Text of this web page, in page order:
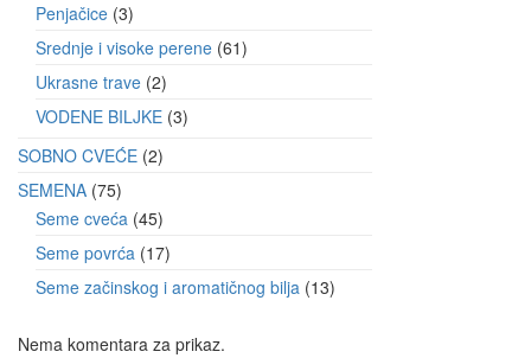
Penjačice 3
Srednje i visoke perene 61
Ukrasne trave 2
VODENE BILJKE 3
SOBNO CVEĆE 2
SEMENA 75
Seme cveća 45
Seme povrća 17
Seme začinskog i aromatičnog bilja 13
Nema komentara za prikaz.